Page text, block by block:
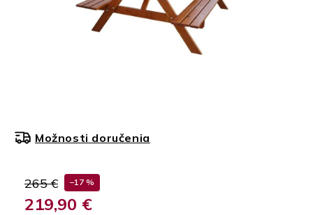
265 € –17 %
219,90 €
Možnosti doručenia